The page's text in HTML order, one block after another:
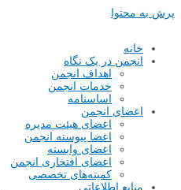
پرش به محتوا
خانه
انجمن در یک نگاه
اهداف انجمن
خدمات انجمن
اساسنامه
اعضای انجمن
اعضای هیئت مدیره
اعضا پیوسته انجمن
اعضای وابسته
اعضای افتخاری انجمن
کمیته‌های تخصصی
منابع اطلاعاتی